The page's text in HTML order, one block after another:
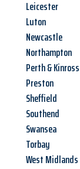
Leicester
Luton
Newcastle
Northampton
Perth & Kinross
Preston
Sheffield
Southend
Swansea
Torbay
West Midlands